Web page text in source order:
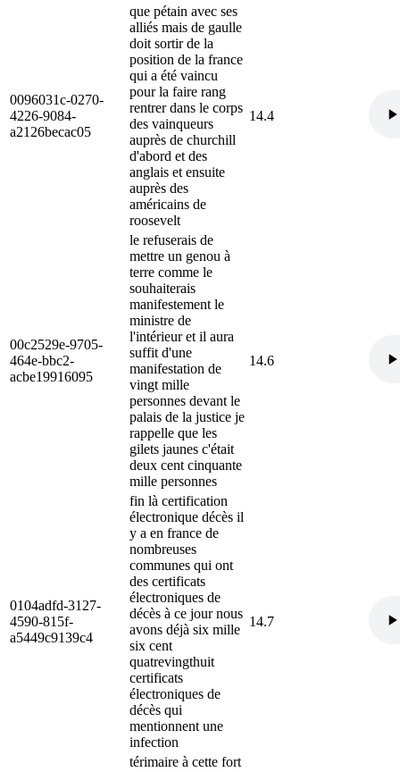
0096031c-0270-
4226-9084-
a2126becac05
que pétain avec ses
alliés mais de gaulle
doit sortir de la
position de la france
qui a été vaincu
pour la faire rang
rentrer dans le corps
des vainqueurs
auprès de churchill
d'abord et des
anglais et ensuite
auprès des
américains de
roosevelt
14.4
00c2529e-9705-
464e-bbc2-
acbe19916095
le refuserais de
mettre un genou à
terre comme le
souhaiterais
manifestement le
ministre de
l'intérieur et il aura
suffit d'une
manifestation de
vingt mille
personnes devant le
palais de la justice je
rappelle que les
gilets jaunes c'était
deux cent cinquante
mille personnes
14.6
0104adfd-3127-
4590-815f-
a5449c9139c4
fin là certification
électronique décès il
y a en france de
nombreuses
communes qui ont
des certificats
électroniques de
décès à ce jour nous
avons déjà six mille
six cent
quatrevingthuit
certificats
électroniques de
décès qui
mentionnent une
infection
14.7
térimaire à cette fort